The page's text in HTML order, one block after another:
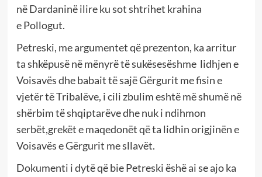
nëDardaninë ilire ku sot shtrihet krahina
e Pollogut.
Petreski, me argumentet që prezenton, ka arritur
ta shkëpusë në mënyrë të sukësesëshme lidhjen e
Voisavës dhe babait të sajë Gërgurit me fisin e
vjetër të Tribalëve, i cili zbulim eshtë më shumë në
shërbim të shqiptarëve dhe nuk i ndihmon
serbët,grekët e maqedonët që ta lidhin origjinën e
Voisavës e Gërgurit me sllavët.
Dokumenti i dytë që bie Petreskiëshë ai se ajo ka